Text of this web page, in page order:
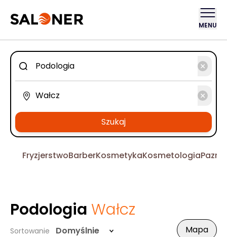
MENU
Szukaj
FryzjerstwoBarberKosmetykaKosmetologia
Podologia Wałcz
Sortowanie Domyślnie Mapa